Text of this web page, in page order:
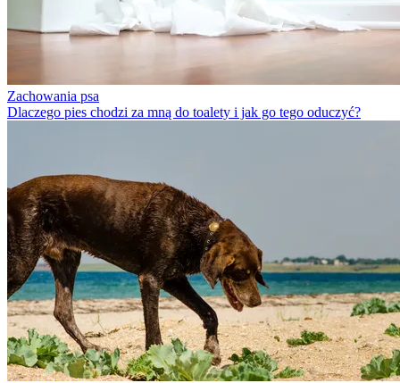
Zachowania psa
Dlaczego pies chodzi za mną do toalety i jak go tego oduczyć?